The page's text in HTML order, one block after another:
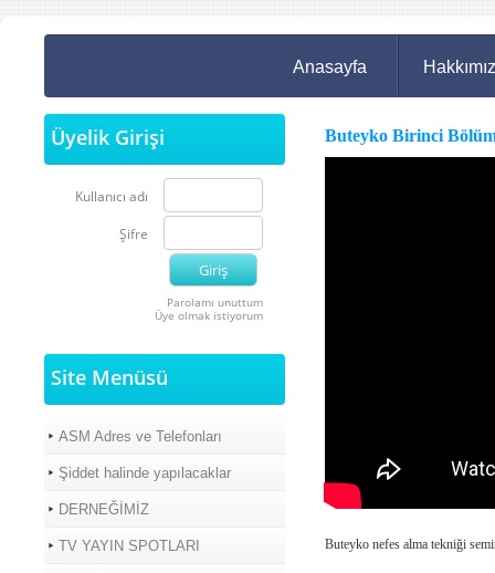
Anasayfa
Üyelik Girişi
Kullanıcı adı
Şifre
Parolamı unuttum
Üye olmak istiyorum
Site Menüsü
ASM Adres ve Telefonları
Şiddet halinde yapılacaklar
DERNEĞİMİZ
TV YAYIN SPOTLARI
Buteyko Birinci
Buteyko nefes alma tekniği